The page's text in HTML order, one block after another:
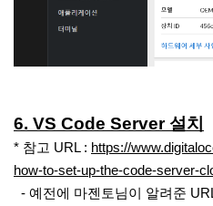
6. VS Code Server 설치
* 참고 URL : https://
how-to-set-up-the-code-server-
- 예전에 마젠토님이 알려준